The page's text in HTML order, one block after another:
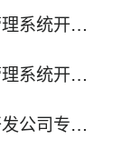
力测评报告
司深度起底
力深度起底